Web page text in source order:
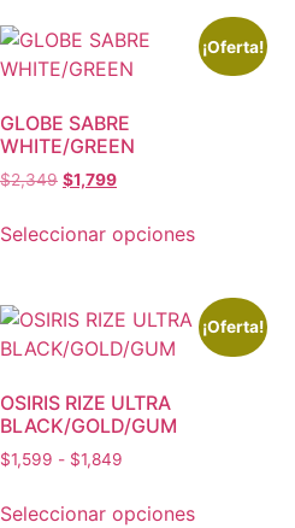
¡Oferta!
GLOBE SABRE
WHITE/GREEN
$2,349 $1,799
Seleccionar opciones
¡Oferta!
OSIRIS RIZE ULTRA
BLACK/GOLD/GUM
$1,599 - $1,849
Seleccionar opciones